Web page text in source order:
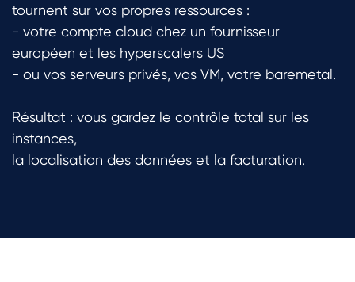
tournent sur vos propres ressources :
- votre compte cloud chez un fournisseur
européen et les hyperscalers US
- ou vos serveurs privés, vos VM, votre baremetal.
Résultat : vous gardez le contrôle total sur les
instances,
la localisation des données et la facturation.